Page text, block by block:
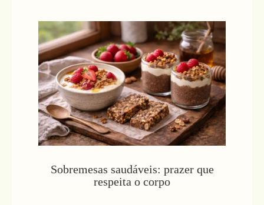
Sobremesas saudáveis: prazer que
respeita o corpo